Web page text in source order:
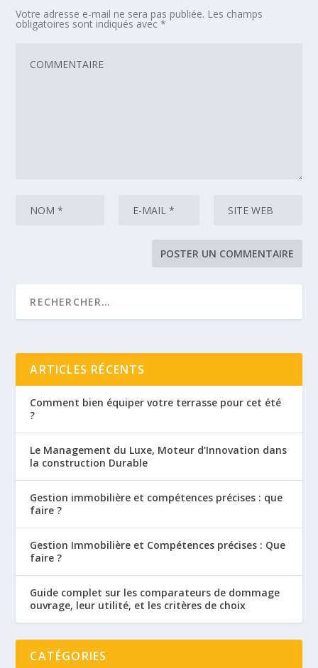
Votre adresse e-mail ne sera pas publiée. Les champs
obligatoires sont indiqués avec*
ARTICLES RÉCENTS
Comment bien équiper votre terrasse pour cet été
?
Le Management du Luxe, Moteur d’Innovation dans
la construction Durable
Gestion immobilière et compétences précises : que
faire ?
Gestion Immobilière et Compétences précises : Que
faire ?
Guide complet sur les comparateurs de dommage
ouvrage, leur utilité, et les critères de choix
CATÉGORIES